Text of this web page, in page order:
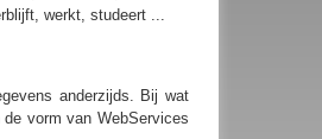
werkt, studeert ...
anderzijds. Bij wat
vorm van WebServices